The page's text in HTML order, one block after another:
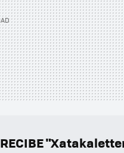
RECIBE